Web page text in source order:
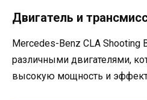
Двигатель и
Mercedes-Benz CLA Shooting
различными двигателями,
высокую мощность и